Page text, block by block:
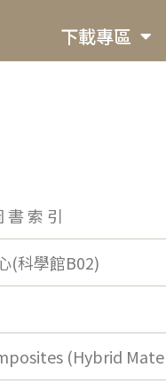
下載專區
書 索 引
(科學館B02)
(Hybrid